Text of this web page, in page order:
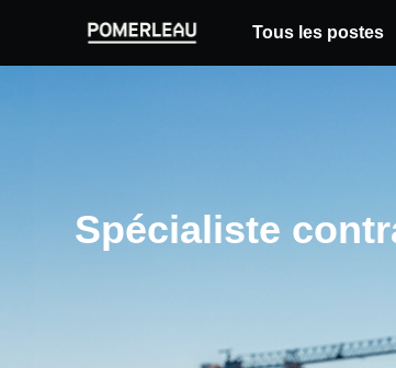
Pomerleau Site carrière |
Tous les postes
Spécialiste